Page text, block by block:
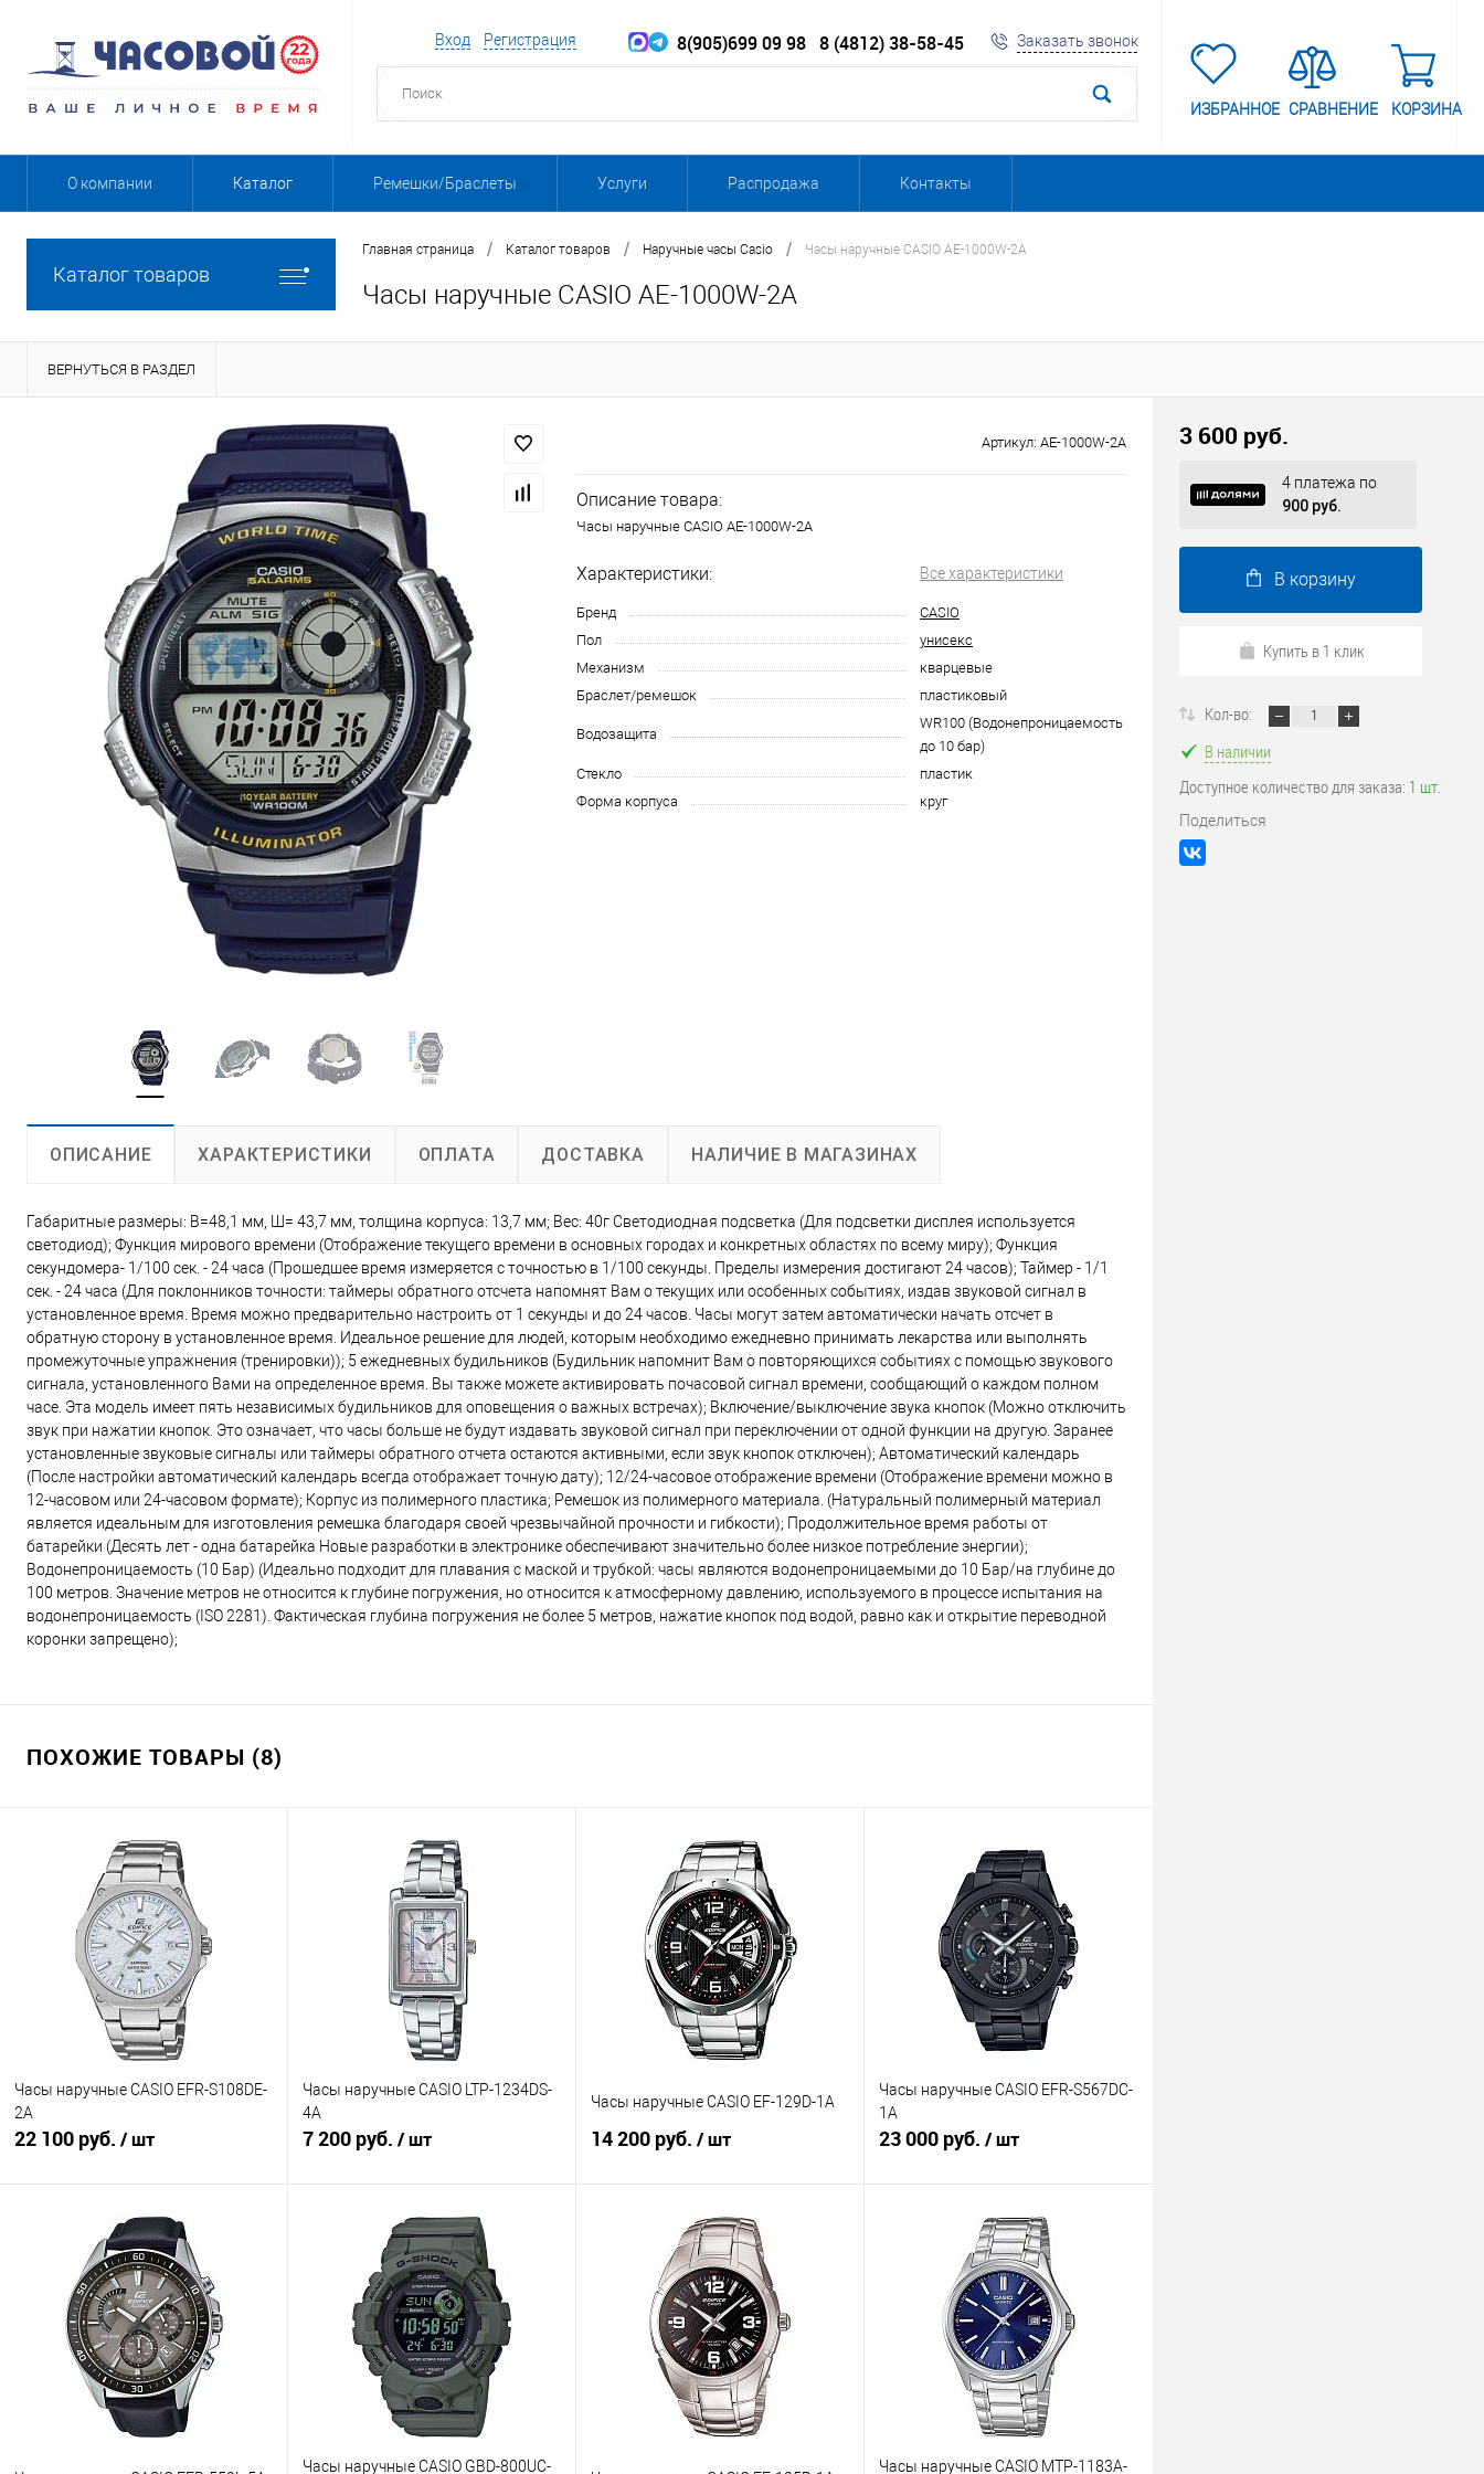
Вход Регистрация 8(905)699 09 98 8 (4812) 38-58-45 Заказать звонок
ИЗБРАННОЕ СРАВНЕНИЕ КОРЗИНА
О компании Каталог Ремешки/Браслеты Услуги Распродажа Контакты
Каталог товаров
Главная страница / Каталог товаров / Наручные часы Casio / Часы наручные CASIO AE-1000W-2A
Часы наручные CASIO AE-1000W-2A
ВЕРНУТЬСЯ В РАЗДЕЛ
Артикул: AE-1000W-2A
Описание товара:
Часы наручные CASIO AE-1000W-2A
Характеристики: Все характеристики
Бренд
CASIO
Пол
унисекс
Механизм
кварцевые
Браслет/ремешок
пластиковый
Водозащита
WR100 (Водонепроницаемость
до 10 бар)
Стекло
пластик
Форма корпуса
круг
ОПИСАНИЕ ХАРАКТЕРИСТИКИ ОПЛАТА ДОСТАВКА НАЛИЧИЕ В МАГАЗИНАХ
Габаритные размеры: В=48,1 мм, Ш= 43,7 мм, толщина корпуса: 13,7 мм; Вес: 40г Светодиодная подсветка (Для подсветки дисплея используется
светодиод); Функция мирового времени (Отображение текущего времени в основных городах и конкретных областях по всему миру); Функция
секундомера- 1/100 сек. - 24 часа (Прошедшее время измеряется с точностью в 1/100 секунды. Пределы измерения достигают 24 часов); Таймер - 1/1
сек. - 24 часа (Для поклонников точности: таймеры обратного отсчета напомнят Вам о текущих или особенных событиях, издав звуковой сигнал в
установленное время. Время можно предварительно настроить от 1 секунды и до 24 часов. Часы могут затем автоматически начать отсчет в
обратную сторону в установленное время. Идеальное решение для людей, которым необходимо ежедневно принимать лекарства или выполнять
промежуточные упражнения (тренировки)); 5 ежедневных будильников (Будильник напомнит Вам о повторяющихся событиях с помощью звукового
сигнала, установленного Вами на определенное время. Вы также можете активировать почасовой сигнал времени, сообщающий о каждом полном
часе. Эта модель имеет пять независимых будильников для оповещения о важных встречах); Включение/выключение звука кнопок (Можно отключить
звук при нажатии кнопок. Это означает, что часы больше не будут издавать звуковой сигнал при переключении от одной функции на другую. Заранее
установленные звуковые сигналы или таймеры обратного отчета остаются активными, если звук кнопок отключен); Автоматический календарь
(После настройки автоматический календарь всегда отображает точную дату); 12/24-часовое отображение времени (Отображение времени можно в
12-часовом или 24-часовом формате); Корпус из полимерного пластика; Ремешок из полимерного материала. (Натуральный полимерный материал
является идеальным для изготовления ремешка благодаря своей чрезвычайной прочности и гибкости); Продолжительное время работы от
батарейки (Десять лет - одна батарейка Новые разработки в электронике обеспечивают значительно более низкое потребление энергии);
Водонепроницаемость (10 Бар) (Идеально подходит для плавания с маской и трубкой: часы являются водонепроницаемыми до 10 Бар/на глубине до
100 метров. Значение метров не относится к глубине погружения, но относится к атмосферному давлению, используемого в процессе испытания на
водонепроницаемость (ISO 2281). Фактическая глубина погружения не более 5 метров, нажатие кнопок под водой, равно как и открытие переводной
коронки запрещено);
ПОХОЖИЕ ТОВАРЫ (8)
Часы наручные CASIO EFR-S108DE-
2A
22 100 руб. / шт
В корзину
Купить в 1 клик
К сравнению
В избранное
В наличии
Часы наручные CASIO LTP-1234DS-
4A
7 200 руб. / шт
В корзину
Купить в 1 клик
К сравнению
В избранное
В наличии
Часы наручные CASIO EF-129D-1A
14 200 руб. / шт
В корзину
Купить в 1 клик
К сравнению
В избранное
В наличии
Часы наручные CASIO EFR-S567DC-
1A
23 000 руб. / шт
В корзину
Купить в 1 клик
К сравнению
В избранное
В наличии
Часы наручные CASIO GBD-800UC-
Часы наручные CASIO MTP-1183A-
3 600 руб.
4 платежа по
900 руб.
В корзину
Купить в 1 клик
Кол-во:
В наличии
Доступное количество для заказа: 1 шт.
Поделиться